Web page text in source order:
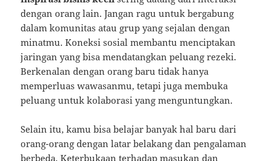
dengan orang lain. Jangan ragu untuk bergabung
dalam komunitas atau grup yang sejalan dengan
minatmu. Koneksi sosial membantu menciptakan
jaringan yang bisa mendatangkan peluang rezeki.
Berkenalan dengan orang baru tidak hanya
memperluas wawasanmu, tetapi juga membuka
peluang untuk kolaborasi yang menguntungkan.
Selain itu, kamu bisa belajar banyak hal baru dari
orang-orang dengan latar belakang dan pengalaman
berbeda. Keterbukaan terhadap masukan dan